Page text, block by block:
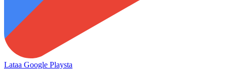
Lataa Google Playsta